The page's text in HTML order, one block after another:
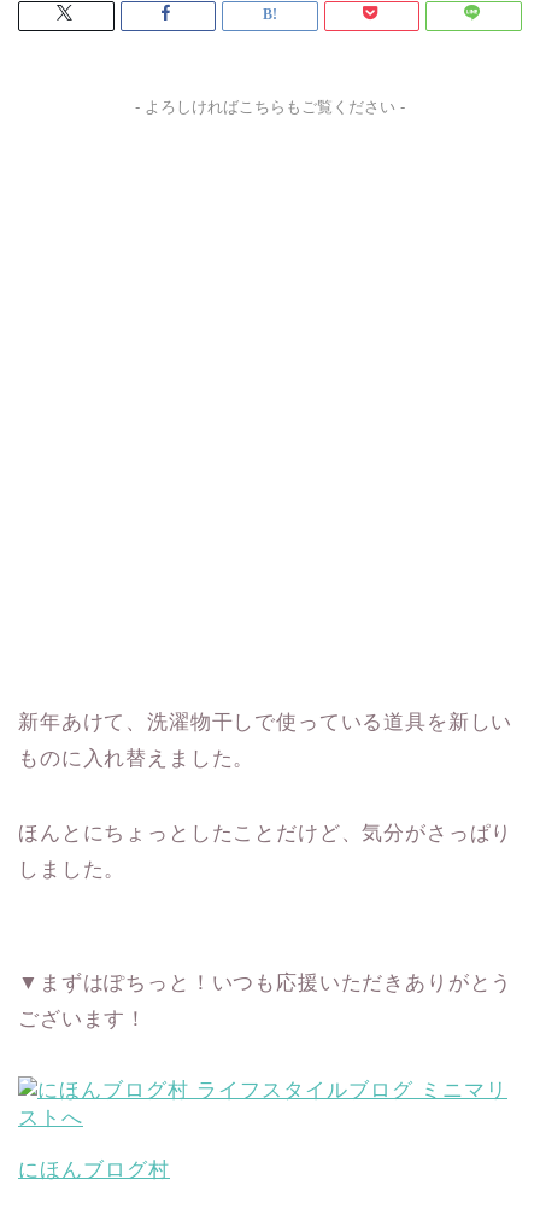
- よろしければこちらもご覧ください -
新年あけて、洗濯物干しで使っている道具を新しい
ものに入れ替えました。
ほんとにちょっとしたことだけど、気分がさっぱり
しました。
▼まずはぽちっと！いつも応援いただきありがとう
ございます！
にほんブログ村